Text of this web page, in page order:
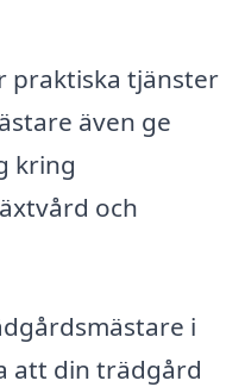
praktiska tjänster
även ge
kring
och
i
att din trädgård